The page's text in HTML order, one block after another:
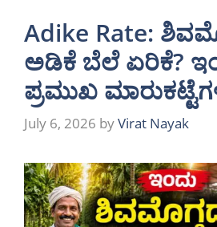
Adike Rate:
ಅಡಿಕೆ ಬೆಲೆ ಏರಿಕೆ?
ಪ್ರಮುಖ
July 6, 2026 byVirat Nayak